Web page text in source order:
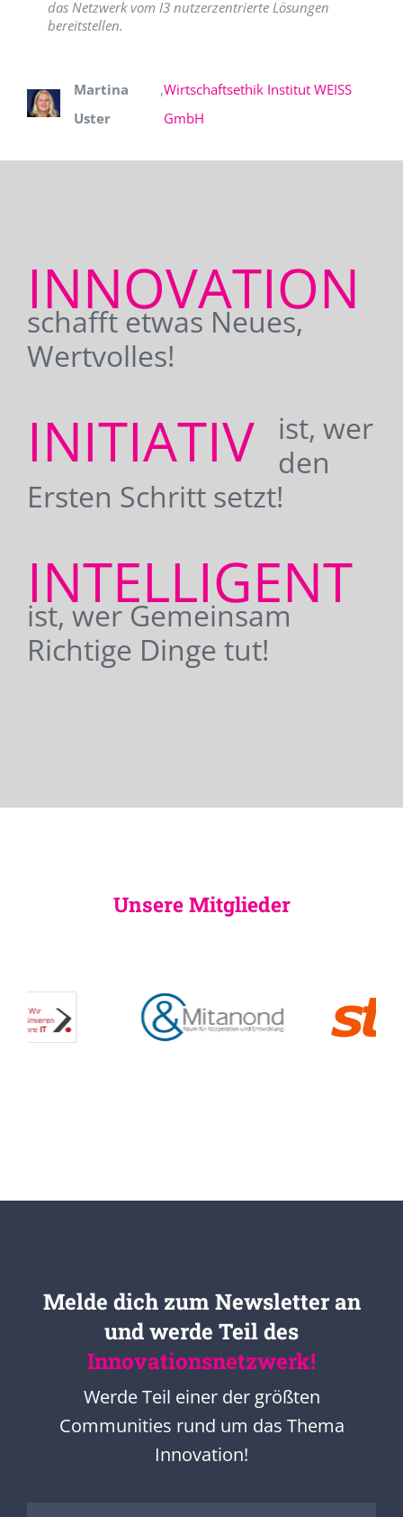
das Netzwerk vom I3 nutzerzentrierte Lösungen
bereitstellen.
Martina
Uster
,Wirtschaftsethik Institut WEISS
GmbH
INNOVATION
schafft etwas Neues,
Wertvolles!
INITIATIV
ist, wer
den
Ersten Schritt setzt!
INTELLIGENT
ist, wer Gemeinsam
Richtige Dinge tut!
Unsere Mitglieder
Melde dich zum Newsletter an
und werde Teil des
Innovationsnetzwerk!
Werde Teil einer der größten
Communities rund um das Thema
Innovation!